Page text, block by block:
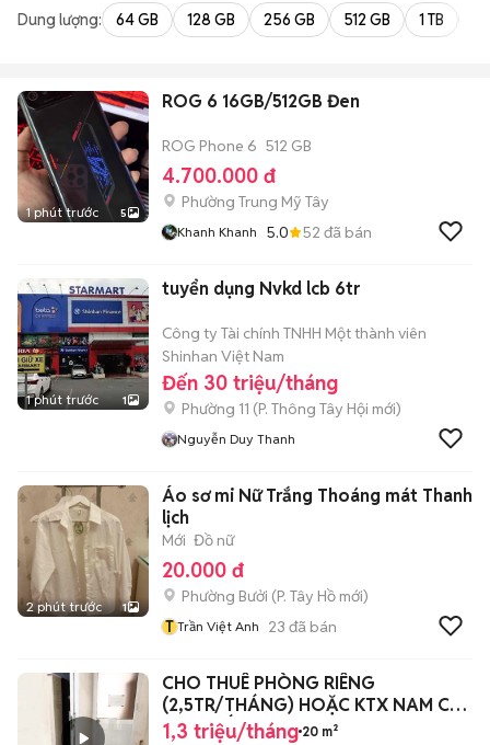
Dung lượng: 64 GB 128 GB 256 GB 512 GB 1 TB
1 phút trước 5
ROG 6 16GB/512GB Đen
ROG Phone 6 512 GB
4.700.000 đ
Phường Trung Mỹ Tây
Khanh Khanh 5.0 52 đã bán
1 phút trước 1
tuyển dụng Nvkd lcb 6tr
Công ty Tài chính TNHH Một thành viên
Shinhan Việt Nam
Đến 30 triệu/tháng
Phường 11 (P. Thông Tây Hội mới)
Nguyễn Duy Thanh
2 phút trước 1
Áo sơ mi Nữ Trắng Thoáng mát Thanh
lịch
Mới Đồ nữ
20.000 đ
Phường Bưởi (P. Tây Hồ mới)
T Trần Việt Anh 23 đã bán
CHO THUÊ PHÒNG RIÊNG
(2,5TR/THÁNG) HOẶC KTX NAM CÓ
NỘI THẤT
1,3 triệu/tháng 20 m²